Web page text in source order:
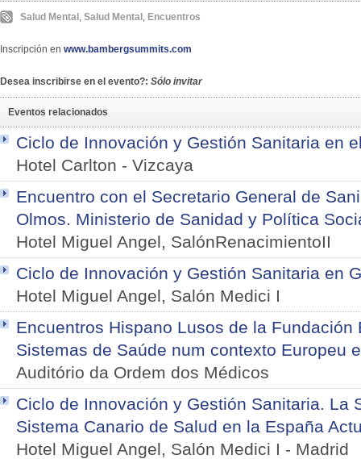
Salud Mental , Salud Mental , Encuentros
Inscripción en www.bambergsummits.com
Desea inscribirse en el evento?: Sólo invitar
Eventos relacionados
Ciclo de Innovación y Gestión Sanitaria en
Hotel Carlton - Vizcaya
Encuentro con el Secretario General de
Olmos. Ministerio de Sanidad y Política
Hotel Miguel Angel, SalónRenacimientoII
Ciclo de Innovación y Gestión Sanitaria en
Hotel Miguel Angel, Salón Medici I
Encuentros Hispano Lusos de la Fundación
Sistemas de Saúde num contexto Europeu
Auditório da Ordem dos Médicos
Ciclo de Innovación y Gestión Sanitaria. La
Sistema Canario de Salud en la España
Hotel Miguel Angel, Salón Medici I - Madrid